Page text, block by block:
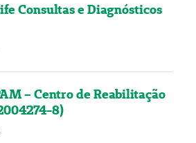
Consultas e Diagnósticos
– Centro de Reabilitação
8)